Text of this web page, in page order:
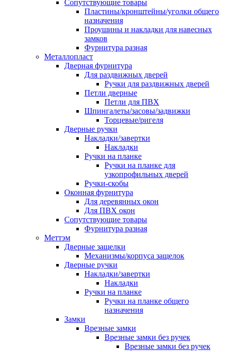
Сопутствующие товары
Пластины/кронштейны/уголки общего
назначения
Проушины и накладки для навесных
замков
Фурнитура разная
Металлопласт
Дверная фурнитура
Для раздвижных дверей
Ручки для раздвижных дверей
Петли дверные
Петли для ПВХ
Шпингалеты/засовы/задвижки
Торцевые/ригеля
Дверные ручки
Накладки/завертки
Накладки
Ручки на планке
Ручки на планке для
узкопрофильных дверей
Ручки-скобы
Оконная фурнитура
Для деревянных окон
Для ПВХ окон
Сопутствующие товары
Фурнитура разная
Меттэм
Дверные защелки
Механизмы/корпуса защелок
Дверные ручки
Накладки/завертки
Накладки
Ручки на планке
Ручки на планке общего
назначения
Замки
Врезные замки
Врезные замки без ручек
Врезные замки без ручек